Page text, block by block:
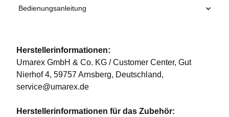
Bedienungsanleitung
Herstellerinformationen:
Umarex GmbH & Co. KG / Customer Center, Gut
Nierhof 4, 59757 Arnsberg, Deutschland,
service@umarex.de
Herstellerinformationen für das Zubehör: